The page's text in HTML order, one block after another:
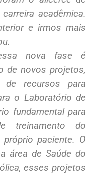
acadêmica.
e irmos mais
nova fase é
de novos projetos,
de recursos para
o Laboratório de
fundamental para
treinamento do
paciente. O
área de Saúde do
esses projetos